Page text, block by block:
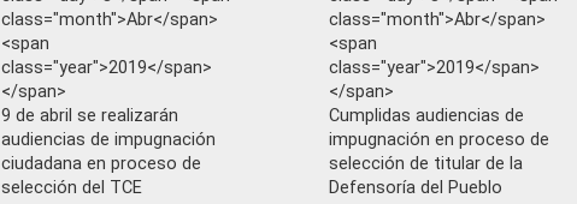
class="month">Abr</span>
<span
class="year">2019</span>
</span>
9 de abril se realizarán
audiencias de impugnación
ciudadana en proceso de
selección del TCE
class="month">Abr</span>
<span
class="year">2019</span>
</span>
Cumplidas audiencias de
impugnación en proceso de
selección de titular de la
Defensoría del Pueblo